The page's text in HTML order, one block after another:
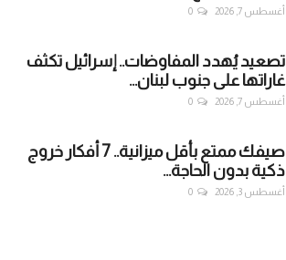
أغسطس 7, 2026 0
تصعيد يُهدد المفاوضات.. إسرائيل تكثف
غاراتها على جنوب لبنان...
أغسطس 7, 2026 0
صيفك ممتع بأقل ميزانية.. 7 أفكار خروج
ذكية بدون الحاجة...
أغسطس 3, 2026 0